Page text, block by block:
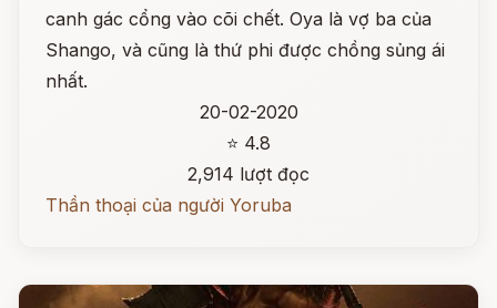
canh gác cổng vào cõi chết. Oya là vợ ba của
Shango, và cũng là thứ phi được chồng sủng ái
nhất.
20-02-2020
⭐ 4.8
2,914 lượt đọc
Thần thoại của người Yoruba